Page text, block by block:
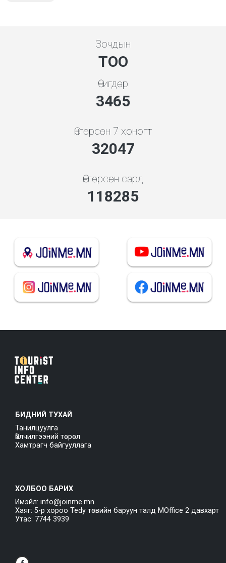
Зочдын
ТОО
Өчигдөр
3731
Өнгөрсөн 7 хоногт
34512
Өнгөрсөн сард
127384
БИДНИЙ ТУХАЙ
Танилцуулга
Үйлчилгээний төрөл
Хамтрагч байгууллага
ХОЛБОО БАРИХ
Имэйл: info@joinme.mn
Хаяг: 5-р хороо Tedy төвийн баруун талд MOffice 2 давхарт
Утас: 7744 3939